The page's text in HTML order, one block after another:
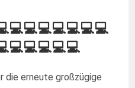
die erneute großzügige